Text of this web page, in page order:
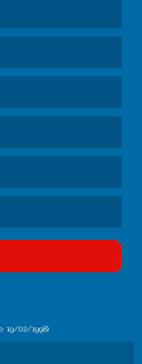
19/02/1998)